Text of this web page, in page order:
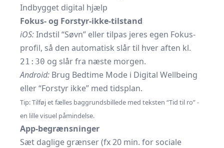
Indbygget digital hjælp
Fokus- og Forstyr-ikke-tilstand
iOS:Indstil “Søvn” eller tilpas jeres egen Fokus-
profil, så den automatisk slår til hver aften kl.
21:30 og slår fra næste morgen.
Android: Brug Bedtime Mode i Digital Wellbeing
eller “Forstyr ikke” med tidsplan.
Tip: Tilføj et fælles baggrundsbillede med teksten “Tid til ro” -
en lille visuel påmindelse.
App-begrænsninger
Sæt daglige grænser (fx 20 min. for sociale